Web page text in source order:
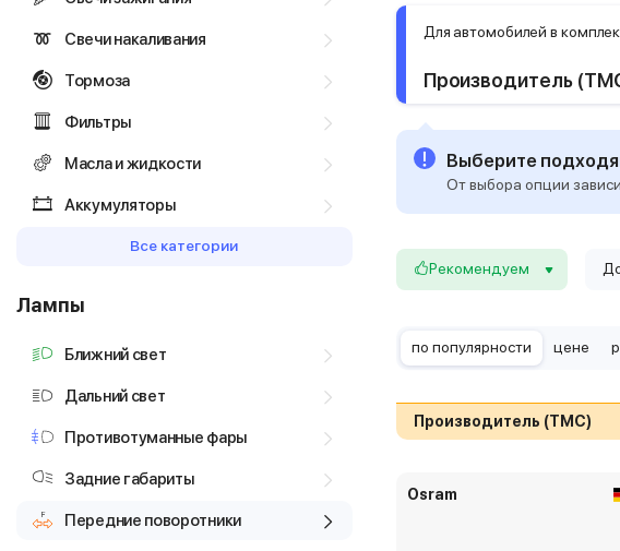
Свечи накаливания
Тормоза
Фильтры
Масла и жидкости
Аккумуляторы
Все категории
Лампы
Ближний свет
Дальний свет
Противотуманные фары
Задние габариты
Передние поворотники
Для автомобилей в
Производитель
Выберите
От выбора опции
Рекомендуем
по популярности цене
Производитель (TMC)
Osram